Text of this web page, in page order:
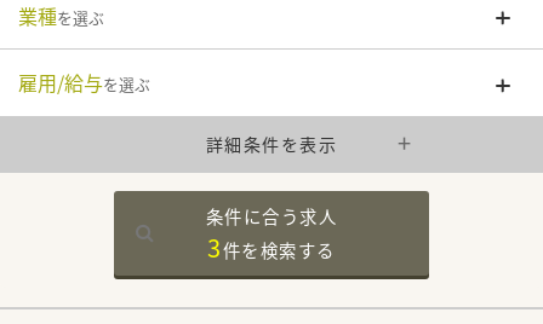
業種を選ぶ
雇用/給与を選ぶ
詳細条件を表示
条件に合う求人
3件を検索する